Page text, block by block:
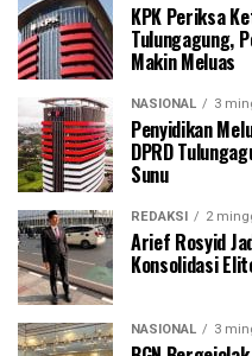
KPK Periksa
Tulungagung,
Makin Meluas
NASIONAL 3
Penyidikan
DPRD
Sunu
REDAKSI 2
Arief Rosyid
Konsolidasi
NASIONAL 3